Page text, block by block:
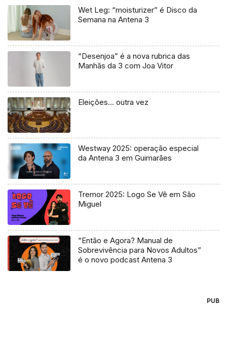
Wet Leg: “moisturizer” é Disco da
Semana na Antena 3
“Desenjoa” é a nova rubrica das
Manhãs da 3 com Joa Vitor
Eleições… outra vez
Westway 2025: operação especial
da Antena 3 em Guimarães
Tremor 2025: Logo Se Vê em São
Miguel
“Então e Agora? Manual de
Sobrevivência para Novos Adultos”
é o novo podcast Antena 3
PUB